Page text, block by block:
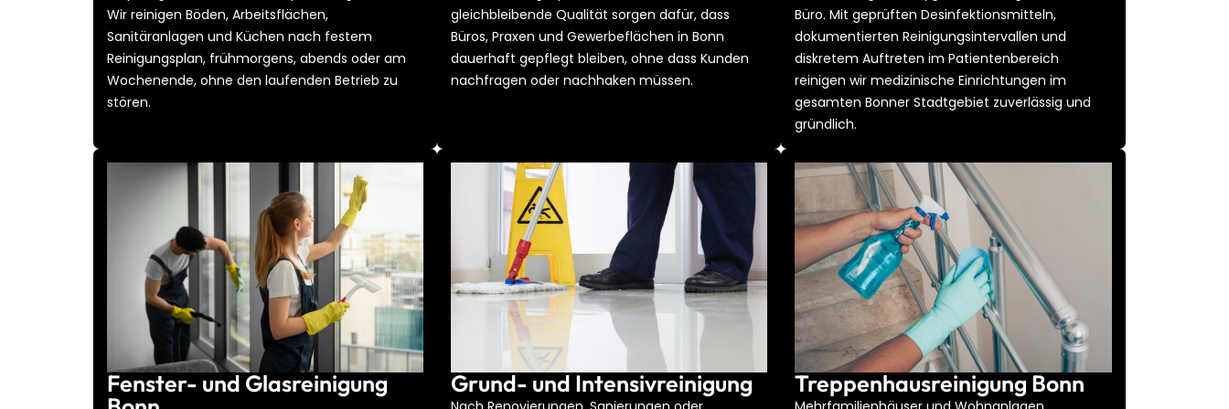
Wir reinigen Böden, Arbeitsflächen,
Sanitäranlagen und Küchen nach festem
Reinigungsplan, frühmorgens, abends oder am
Wochenende, ohne den laufenden Betrieb zu
stören.
gleichbleibende Qualität sorgen dafür, dass
Büros, Praxen und Gewerbeflächen in Bonn
dauerhaft gepflegt bleiben, ohne dass Kunden
nachfragen oder nachhaken müssen.
Büro. Mit geprüften Desinfektionsmitteln,
dokumentierten Reinigungsintervallen und
diskretem Auftreten im Patientenbereich
reinigen wir medizinische Einrichtungen im
gesamten Bonner Stadtgebiet zuverlässig und
gründlich.
Fenster- und Glasreinigung Grund- und Intensivreinigung Treppenhausreinigung Bonn